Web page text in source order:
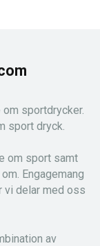
sportdrycker.
sport dryck.
om sport samt
Engagemang
vi delar med oss
av